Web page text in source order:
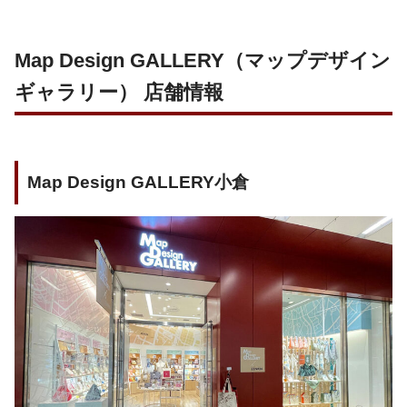
Map Design GALLERY（マップデザイン
ギャラリー） 店舗情報
Map Design GALLERY小倉